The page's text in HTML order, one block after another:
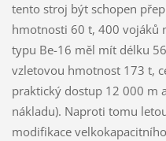
tento stroj být schopen
hmotnosti 60 t, 400 vojáků
typu Be-16 měl mít délku
vzletovou hmotnost 173 t,
praktický dostup 12 000 m
nákladu). Naproti tomu
modifikace